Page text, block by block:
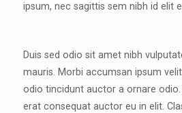
ipsum, nec sagittis sem nibh id elit
Duis sed odio sit amet nibh
mauris. Morbi accumsan ipsum
odio tincidunt auctor a ornare
erat consequat auctor eu in elit.